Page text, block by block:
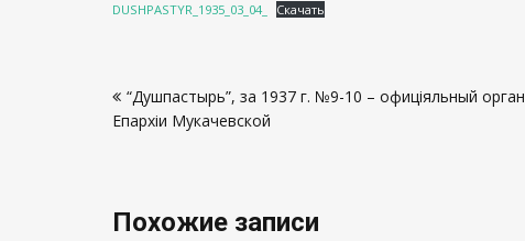
DUSHPASTYR_1935_03_04_ Скачать
по“Душпастырь”, за 1937 г. №9-10 – офиціяльный орган
Епархіи Мукачевской
Похожие записи